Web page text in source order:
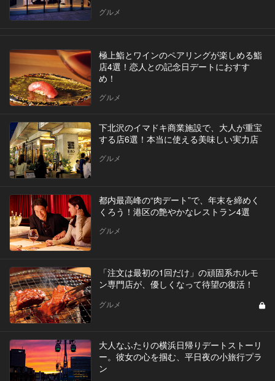
グルメ
極上鮨とワインのペアリングが楽しめる鮨
店4選！恋人との記念日デートにおすす
め！
グルメ
下北沢のイマドキ商業施設で、大人が重宝
する店6選！本当に使える美味しい実力店
グルメ
都内最高峰の“肉デート”で、年末を締めく
くろう！港区の艶やかなレストラン4選
グルメ
「注文は最初の1回だけ」の頑固系ホルモ
ン専門店が、優しくなって待望の復活！
グルメ
大人なふたりの横浜日帰りデートストーリ
ー。彼女の心を掴む、平日夜の小旅行プラ
ン